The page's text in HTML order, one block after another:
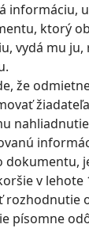
informáciu,
ktorý
vydá mu ju,
že
dokumentu,
v lehote
rozhodnutie
písomne